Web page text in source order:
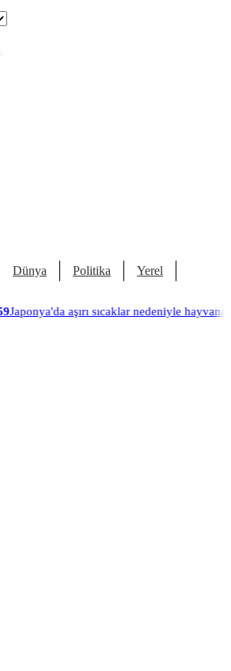
Dünya Politika Yerel
nedeniyle hayvanat bahçesinde üç